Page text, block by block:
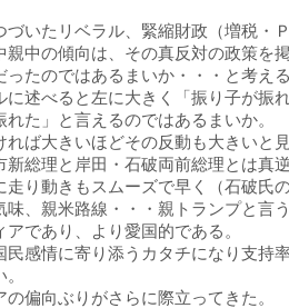
づいたリベラル、緊縮財政（増税・
親中の傾向は、その真反対の政策を
ったのではあるまいか・・・と考え
に述べると左に大きく「振り子が振
れた」と言えるのではあるまいか。
れば大きいほどその反動も大きいと
新総理と岸田・石破両前総理とは真
走り動きもスムーズで早く（石破氏
味、親米路線・・・親トランプと言
アであり、より愛国的である。
民感情に寄り添うカタチになり支持
偏向ぶりがさらに際立ってきた。